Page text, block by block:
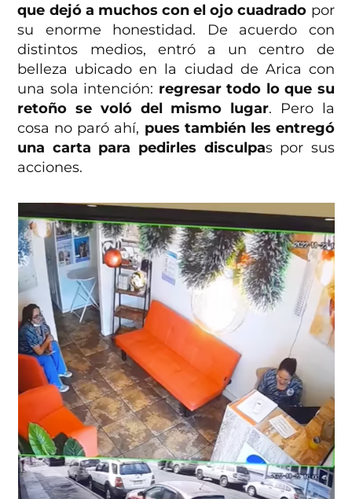
que dejó a muchos con el ojo cuadrado por
su enorme honestidad. De acuerdo con
distintos medios, entró a un centro de
belleza ubicado en la ciudad de Arica con
una sola intención: regresar todo lo que su
retoño se voló del mismo lugar. Pero la
cosa no paró ahí, pues también les entregó
una carta para pedirles disculpas por sus
acciones.